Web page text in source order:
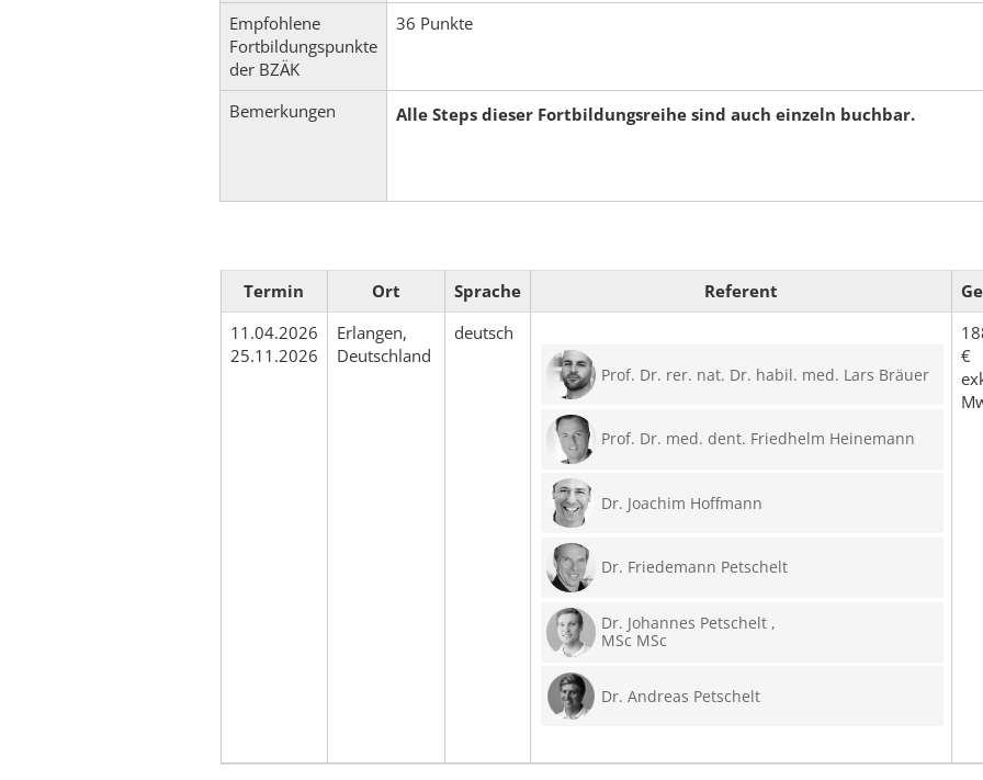
Empfohlene
Fortbildungspunkte
der BZÄK
36 Punkte
Bemerkungen Alle Steps dieser Fortbildungsreihe sind auch einzeln buchbar.
Termin Ort Sprache Referent
11.04.2026
25.11.2026
Erlangen,
Deutschland
deutsch
Prof. Dr. rer. nat. Dr. habil. med. Lars Bräuer
Prof. Dr. med. dent. Friedhelm Heinemann
Dr. Joachim Hoffmann
Dr. Friedemann Petschelt
Dr. Johannes Petschelt ,
MSc MSc
Dr. Andreas Petschelt
€